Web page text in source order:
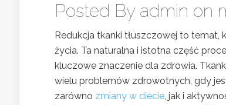
Posted By admin on
Redukcja tkanki tłuszczowej to
życia. Ta naturalna i istotna część
kluczowe znaczenie dla zdrowia.
wielu problemów zdrowotnych, gdy
zarówno zmiany w diecie, jak i